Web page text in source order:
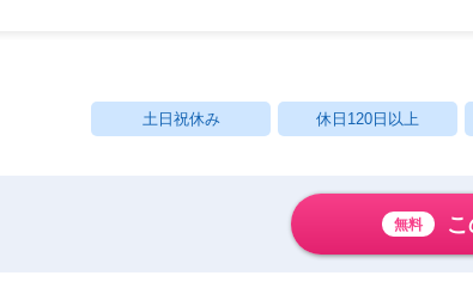
土日祝休み 休日120日以上
無料